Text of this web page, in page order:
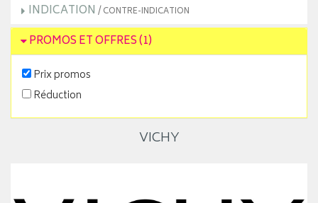
INDICATION / CONTRE-INDICATION
PROMOS ET OFFRES(1)
Prix promos
Réduction
VICHY